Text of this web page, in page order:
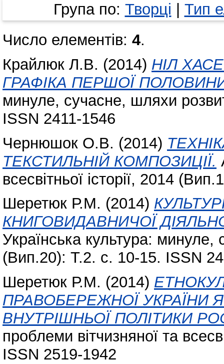
Група по: Творці
Тип
Число елементів: 4.
Крайлюк Л.В. (2014) НІЛ
ГРАФІКА ПЕРШОЇ
минуле, сучасне, шляхи
ISSN 2411-1546
Чернюшок О.В. (2014)
ТЕКСТИЛЬНІЙ КОМПОЗИЦІЇ.
всесвітньої історії, 2014
Шеретюк Р.М. (2014)
КНИГОВИДАВНИЧОЇ
Українська культура:
(Вип.20): Т.2. с. 10-15. ISSN
Шеретюк Р.М. (2014)
ПРАВОБЕРЕЖНОЇ УКРАЇНИ
ВНУТРІШНЬОЇ ПОЛІТИКИ
проблеми вітчизняної та
ISSN 2519-1942